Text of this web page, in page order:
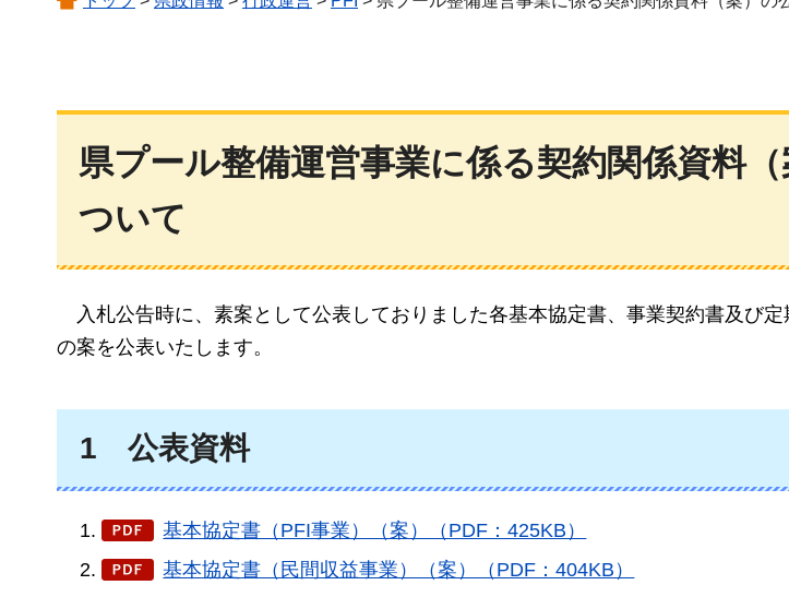
県プール整備運営事業に係る契約関係資料
ついて
入札公告時に、素案として公表しておりました各基本協定書、事業契約書及び
の案を公表いたします。
1 公表資料
基本協定書（PFI事業）（案）（PDF：425KB）
基本協定書（民間収益事業）（案）（PDF：404KB）